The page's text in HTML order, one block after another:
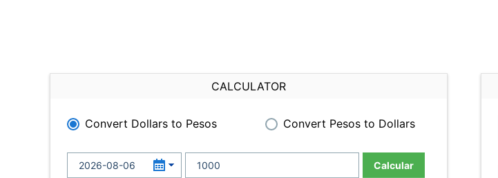
CALCULATOR
Convert Dollars to Pesos Convert Pesos to Dollars
Calcular